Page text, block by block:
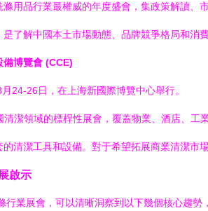
滌用品行業最權威的年度盛會，集政策解讀
了解中國本土市場動態、品牌競爭格局和消
備博覽會 (CCE)
24-26日，在上海新國際博覽中心舉行。
清潔領域的標桿性展會，覆蓋物業、酒店、
清潔工具和設備。對于希望拓展商業清潔市
啟示
行業展會，可以清晰洞察到以下幾個核心趨勢